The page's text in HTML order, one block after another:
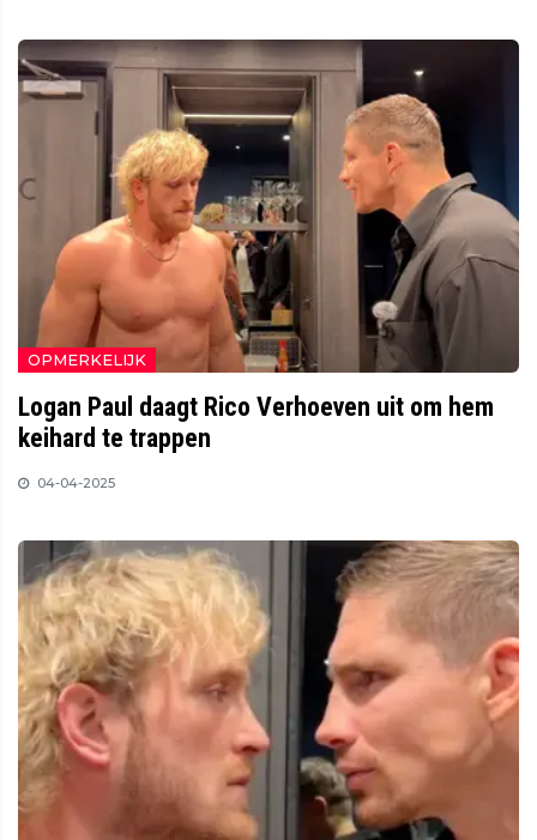
OPMERKELIJK
Logan Paul daagt Rico Verhoeven uit om hem
keihard te trappen
04-04-2025